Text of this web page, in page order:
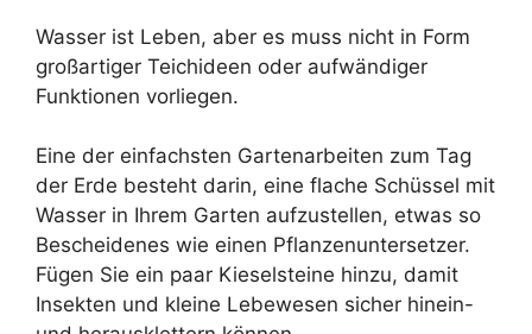
Wasser ist Leben, aber es muss nicht in Form
großartiger Teichideen oder aufwändiger
Funktionen vorliegen.
Eine der einfachsten Gartenarbeiten zum Tag
der Erde besteht darin, eine flache Schüssel mit
Wasser in Ihrem Garten aufzustellen, etwas so
Bescheidenes wie einen Pflanzenuntersetzer.
Fügen Sie ein paar Kieselsteine ​​hinzu, damit
Insekten und kleine Lebewesen sicher hinein-